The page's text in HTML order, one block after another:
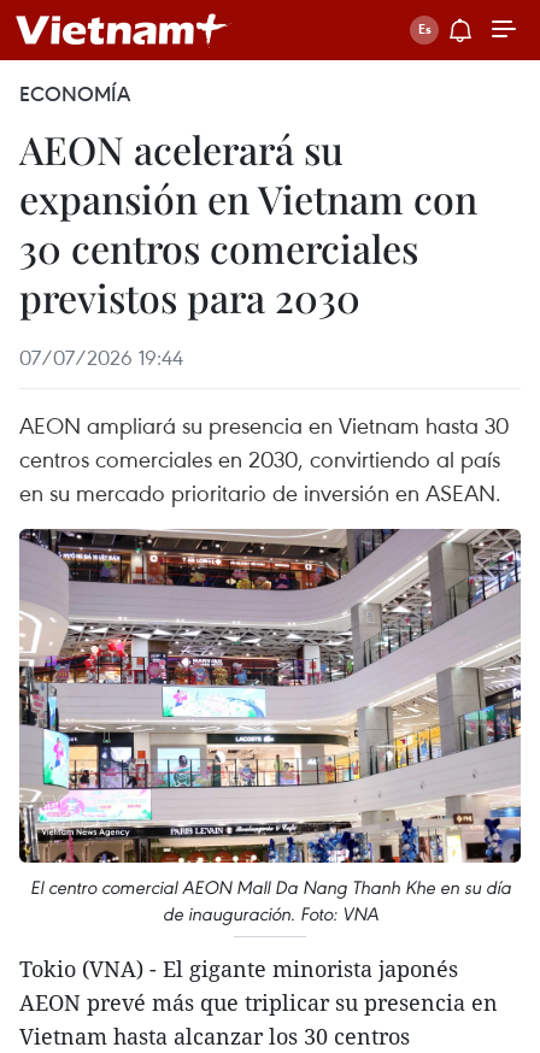
ECONOMÍA
AEON acelerará su
expansión en Vietnam con
30 centros comerciales
previstos para 2030
07/07/2026 19:44
AEON ampliará su presencia en Vietnam hasta 30
centros comerciales en 2030, convirtiendo al país
en su mercado prioritario de inversión en ASEAN.
El centro comercial AEON Mall Da Nang Thanh Khe en su día
de inauguración. Foto: VNA
Tokio (VNA) - El gigante minorista japonés
AEON prevé más que triplicar su presencia en
Vietnam hasta alcanzar los 30 centros